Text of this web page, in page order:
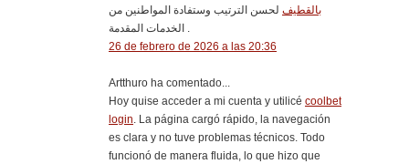
بالقطيف لحسن الترتيب وستفادة المواطنين من
الخدمات المقدمة .
26 de febrero de 2026 a las 20:36
Artthuro ha comentado...
Hoy quise acceder a mi cuenta y utilicé coolbet
login. La página cargó rápido, la navegación
es clara y no tuve problemas técnicos. Todo
funcionó de manera fluida, lo que hizo que